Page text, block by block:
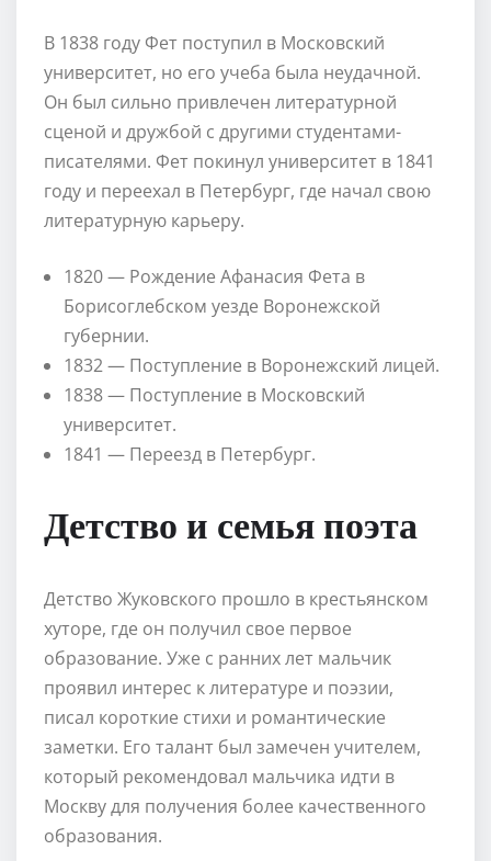
В 1838 году Фет поступил в Московский
университет, но его учеба была неудачной.
Он был сильно привлечен литературной
сценой и дружбой с другими студентами-
писателями. Фет покинул университет в 1841
году и переехал в Петербург, где начал свою
литературную карьеру.
1820 — Рождение Афанасия Фета в
Борисоглебском уезде Воронежской
губернии.
1832 — Поступление в Воронежский лицей.
1838 — Поступление в Московский
университет.
1841 — Переезд в Петербург.
Детство и семья поэта
Детство Жуковского прошло в крестьянском
хуторе, где он получил свое первое
образование. Уже с ранних лет мальчик
проявил интерес к литературе и поэзии,
писал короткие стихи и романтические
заметки. Его талант был замечен учителем,
который рекомендовал мальчика идти в
Москву для получения более качественного
образования.